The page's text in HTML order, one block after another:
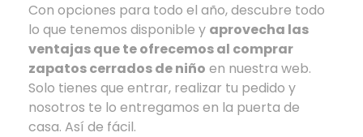
Con opciones para todo el año, descubre todo
lo que tenemos disponible y aprovecha las
ventajas que te ofrecemos al comprar
zapatos cerrados de niño en nuestra web.
Solo tienes que entrar, realizar tu pedido y
nosotros te lo entregamos en la puerta de
casa. Así de fácil.